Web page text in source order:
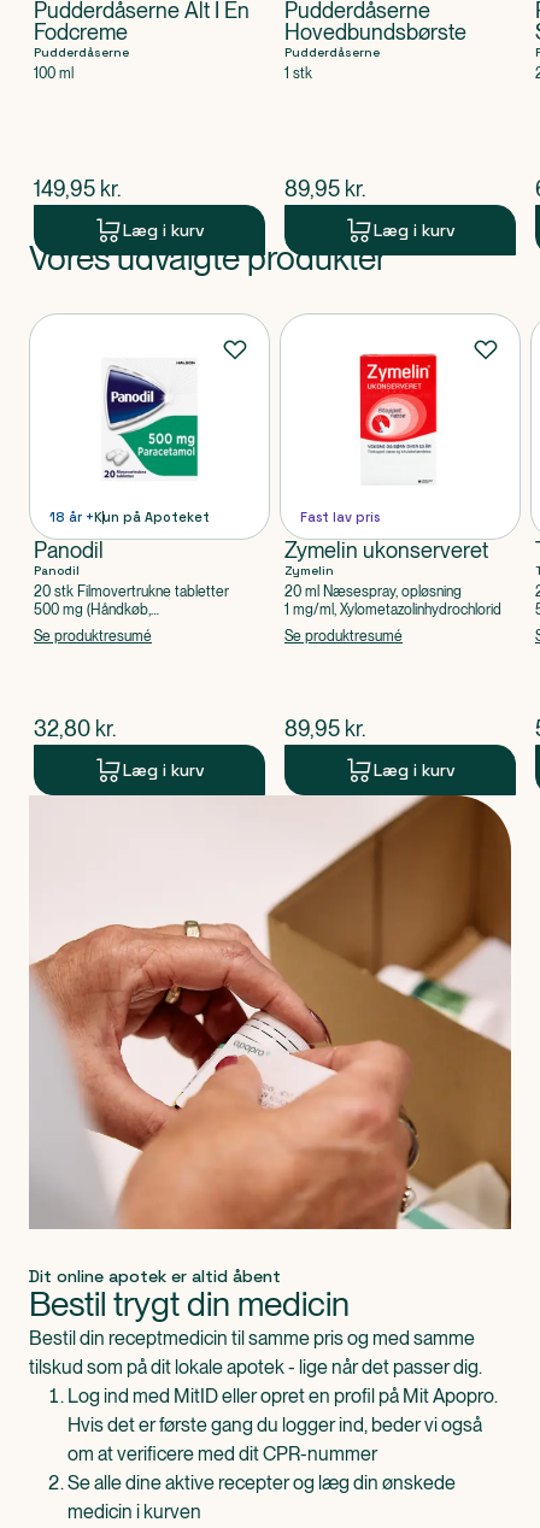
Pudderdåserne Alt I En
Fodcreme
Pudderdåserne
100 ml
$nuværende pris
149,95 kr.
Læg i kurv
Pudderdåserne
Hovedbundsbørste
Pudderdåserne
1 stk
$nuværende pris
89,95 kr.
Læg i kurv
Produkt 1 af 0
Vores udvalgte produkter
Produkter
18 år +Kun på Apoteket
Panodil
Panodil
20 stk Filmovertrukne tabletter
500 mg (Håndkøb,
apoteksforbeholdt), Paracetamol
Se produktresumé
$nuværende pris
32,80 kr.
Læg i kurv
Fast lav pris
Zymelin ukonserveret
Zymelin
20 ml Næsespray, opløsning
1 mg/ml, Xylometazolinhydrochlorid
Se produktresumé
$nuværende pris
89,95 kr.
Læg i kurv
Dit online apotek er altid åbent
Bestil trygt din medicin
Bestil din receptmedicin til samme pris og med samme
tilskud som på dit lokale apotek - lige når det passer dig.
Log ind med MitID eller opret en profil på Mit Apopro.
Hvis det er første gang du logger ind, beder vi også
om at verificere med dit CPR-nummer
Se alle dine aktive recepter og læg din ønskede
medicin i kurven